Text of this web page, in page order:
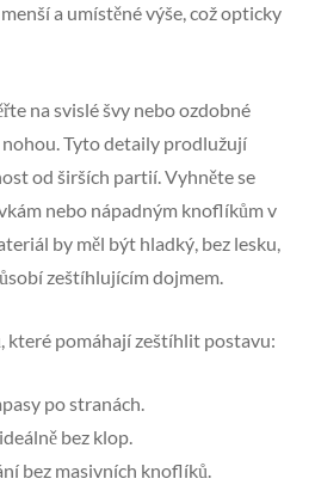
a umístěné výše, což opticky
na svislé švy nebo ozdobné
Tyto detaily prodlužují
od širších partií. Vyhněte se
nebo nápadným knoflíkům v
by měl být hladký, bez lesku,
zeštíhlujícím dojmem.
které pomáhají zeštíhlit postavu:
po stranách.
bez klop.
bez masivních knoflíků.